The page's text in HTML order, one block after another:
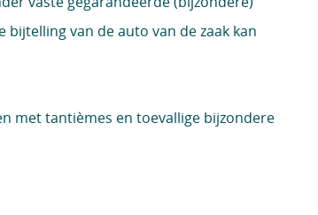
van de auto van de zaak kan
met tantièmes en toevallige bijzondere